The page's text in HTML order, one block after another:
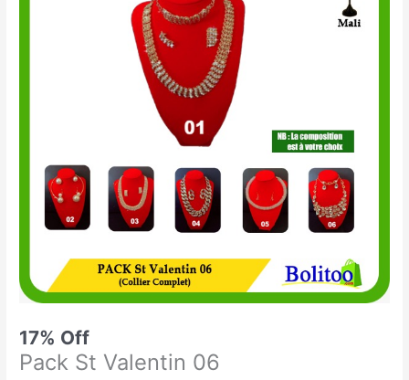
17% Off
Pack St Valentin 06
17.900 CFA.14.900 CFA.